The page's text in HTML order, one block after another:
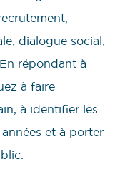
dialogue social,
répondant à
à faire
à identifier les
et à porter